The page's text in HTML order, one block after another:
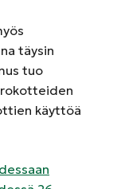
täysin
tuo
käyttöä